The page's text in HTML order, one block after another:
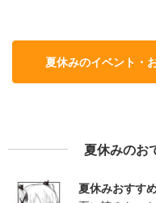
夏休みのイベント・
夏休みのお
夏休みおすす